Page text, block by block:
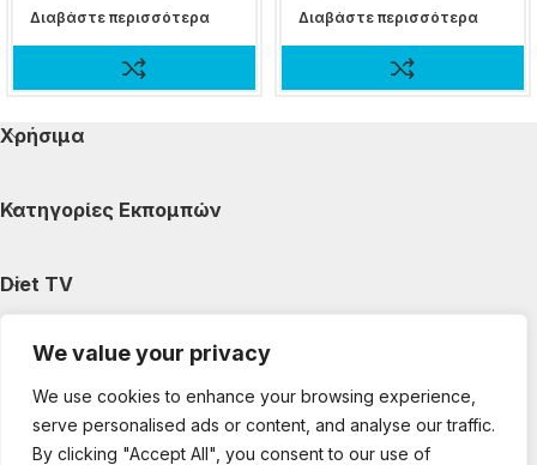
We value your privacy
We use cookies to enhance your browsing experience,
serve personalised ads or content, and analyse our traffic.
By clicking "Accept All", you consent to our use of
Διαβάστε περισσότερα Διαβάστε περισσότερα
Χρήσιμα
Κατηγορίες Εκπομπών
Diet TV
Κατηγορίες Άρθρων
Ακολουθήστε μας